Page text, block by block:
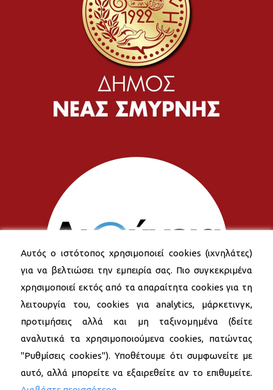
Αυτός ο ιστότοπος χρησιμοποιεί cookies (ιχνηλάτες)
για να βελτιώσει την εμπειρία σας. Πιο συγκεκριμένα
χρησιμοποιεί εκτός από τα απαραίτητα cookies για τη
λειτουργία του, cookies για analytics, μάρκετινγκ,
προτιμήσεις αλλά και μη ταξινομημένα (δείτε
αναλυτικά τα χρησιμοποιούμενα cookies, πατώντας
"Ρυθμίσεις cookies"). Υποθέτουμε ότι συμφωνείτε με
αυτό, αλλά μπορείτε να εξαιρεθείτε αν το επιθυμείτε.